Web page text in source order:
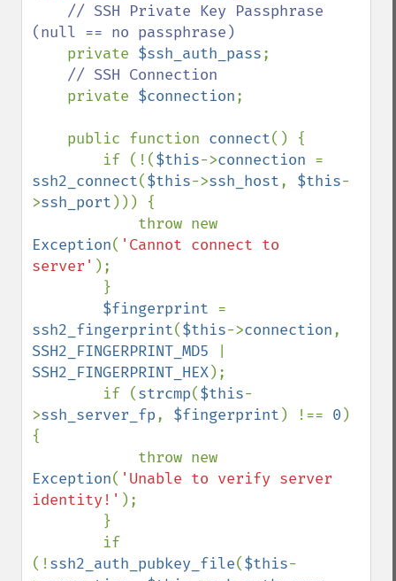
// SSH Private Key Passphrase
(null == no passphrase)
private $ssh_auth_pass;
// SSH Connection
private $connection;
    public function
connect() {
        if (!(
$this->connection
ssh2_connect($this->ssh_host, $this-
>ssh_port ))) {
Exception( 'Cannot connect to
server' );
$fingerprint
ssh2_fingerprint($this->connection
SSH2_FINGERPRINT_MD5
SSH2_FINGERPRINT_HEX);
        if (
strcmp($this-
>ssh_server_fp, $fingerprint ) !== 0 )
{
Exception( 'Unable to verify server
identity!' );
(!ssh2_auth_pubkey_file($this-